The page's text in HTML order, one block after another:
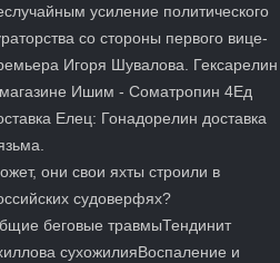
усиление политического
со стороны первого вице-
Игоря Шувалова. Гексарелин
Ишим - Cоматропин 4Ед
Елец: Гонадорелин доставка
они свои яхты строили в
судоверфях?
беговые травмыТендинит
сухожилияВоспаление и